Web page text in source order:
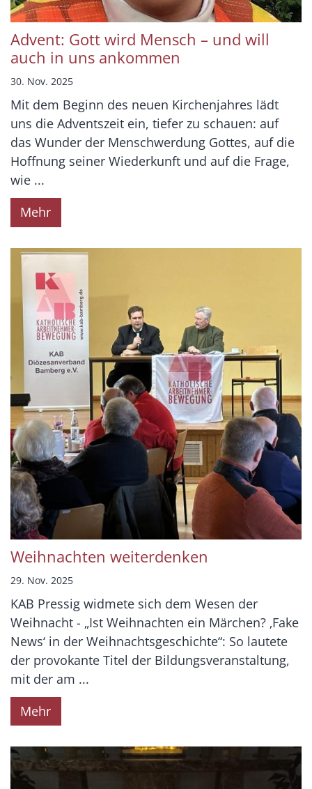
Advent: Gott wird Mensch – und will
auch in uns ankommen
30. Nov. 2025
Mit dem Beginn des neuen Kirchenjahres lädt
uns die Adventszeit ein, tiefer zu schauen: auf
das Wunder der Menschwerdung Gottes, auf die
Hoffnung seiner Wiederkunft und auf die Frage,
wie ...
Mehr
Weihnachten weiterdenken
29. Nov. 2025
KAB Pressig widmete sich dem Wesen der
Weihnacht - „Ist Weihnachten ein Märchen? ‚Fake
News‘ in der Weihnachtsgeschichte“: So lautete
der provokante Titel der Bildungsveranstaltung,
mit der am ...
Mehr